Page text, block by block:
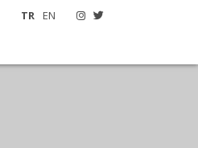
TR EN